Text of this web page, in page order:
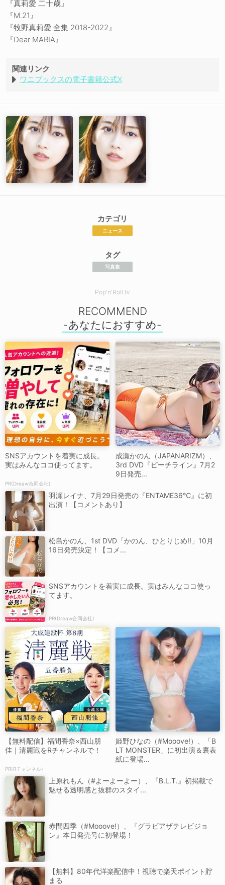
『真莉愛 二十歳』
『M.21』
『牧野真莉愛 全集 2018-2022』
『Dear MARIA』
関連リンク
ワニブックスの電子書籍公式X
カテゴリ
ニュース
タグ
写真集
Pop'n'Roll.tv
RECOMMEND
SNSアカウントを着実に成長。
実はみんなココ使ってます。
PR(Dreaw合同会社)
成瀬かのん（JAPANARIZM）、
3rd DVD『ピーチライン』7月2
9日発売...
羽瀬レイナ、7月29日発売の『ENTAME36℃』に初
出演！【コメントあり】
松島かのん、1st DVD「かのん、ひとりじめ!!」10月
16日発売決定！【コメ...
SNSアカウントを着実に成長。実はみんなココ使っ
てます。
PR(Dreaw合同会社)
【無料配信】福間香奈×西山朋
佳｜清麗戦をRチャンネルで！
PR(Rチャンネル)
姫野ひなの（#Mooove!）、「B
LT MONSTER」に初出演＆裏表
紙に登場...
上原れもん（#よーよーよー）、『B.L.T.』初掲載で
魅せる透明感と抜群のスタイ...
赤間四季（#Mooove!）、『グラビアザテレビジョ
ン』本日発売号に初登場！
【無料】80年代洋楽配信中！視聴で楽天ポイント貯
まる